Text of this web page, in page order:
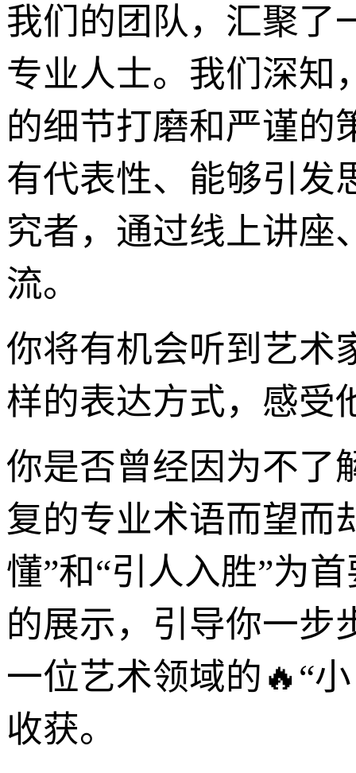
我们的团队，汇聚了
专业人士。我们深知
的细节打磨和严谨的
有代表性、能够引发
究者，通过线上讲座
流。
你将有机会听到艺术
样的表达方式，感受
你是否曾经因为不了
复的专业术语而望而
懂”和“引人入胜”为
的展示，引导你一步
一位艺术领域的🔥“
收获。